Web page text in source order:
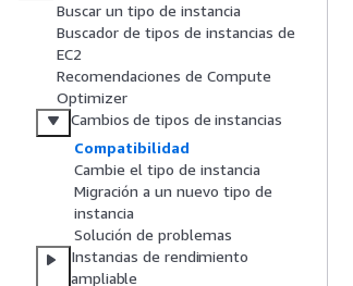
Buscar un tipo de instancia
Buscador de tipos de instancias de
EC2
Recomendaciones de Compute
Optimizer
Cambios de tipos de instancias
Compatibilidad
Cambie el tipo de instancia
Migración a un nuevo tipo de
instancia
Solución de problemas
Instancias de rendimiento
ampliable